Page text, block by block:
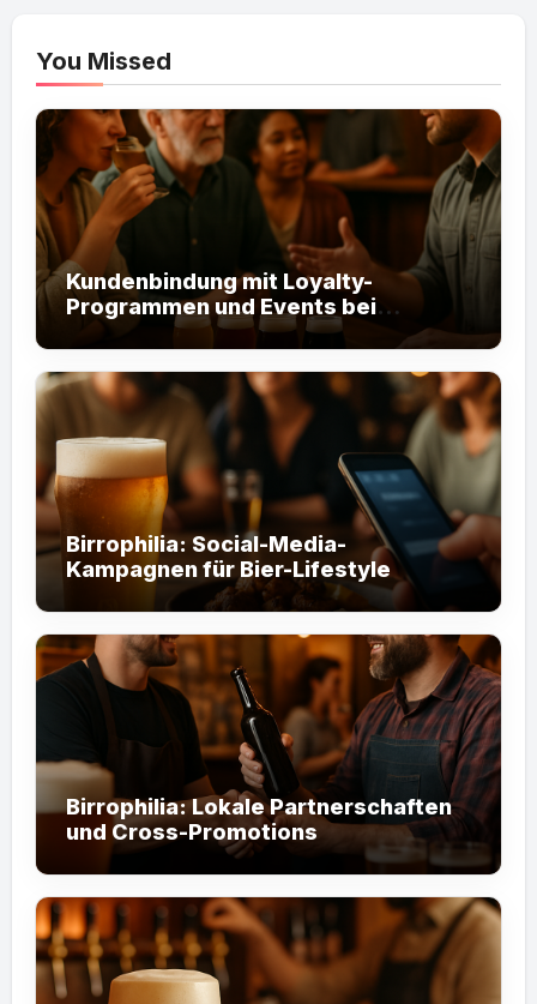
You Missed
Kundenbindung mit Loyalty-
Programmen und Events bei
Birrophilia
Birrophilia: Social-Media-
Kampagnen für Bier-Lifestyle
Birrophilia: Lokale Partnerschaften
und Cross-Promotions